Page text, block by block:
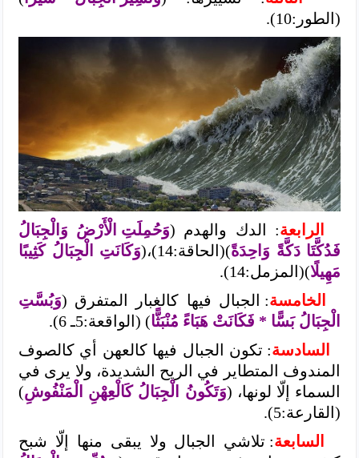
(الطور:10).
الرابعة: الدك والهدم (وَحُمِلَتِ الْأَرْضُ وَالْجِبَالُ
فَدُكَّتَا دَكَّةً وَاحِدَةً)(الحاقة:14)،(
وَكَانَتِ الْجِبَالُ كَثِيبًا
مَهِيلًا)(المزمل:14).
الخامسة: الجبال فيها كالغبار المتفرق (وَبُسَّتِ
الْجِبَالُ بَسًّا * فَكَانَتْ هَبَاءً مُنْبَثًّا) (الواقعة:5ـ 6).
السادسة: تكون الجبال فيها كالعهن أي كالصوف
المندوف المتطاير في الريح الشديدة، ولا يرى في
السماء إلّا لونها، (وَتَكُونُ الْجِبَالُ كَالْعِهْنِ الْمَنْفُوشِ)
(القارعة:5).
السابعة: تلاشي الجبال ولا يبقى منها إلّا شبح